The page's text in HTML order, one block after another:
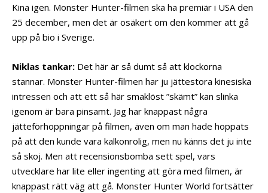
Kina igen. Monster Hunter-filmen ska ha premiär i USA den
25 december, men det är osäkert om den kommer att gå
upp på bio i Sverige.
Niklas tankar: Det här är så dumt så att klockorna
stannar. Monster Hunter-filmen har ju jättestora kinesiska
intressen och att ett så här smaklöst ”skämt” kan slinka
igenom är bara pinsamt. Jag har knappast några
jätteförhoppningar på filmen, även om man hade hoppats
på att den kunde vara kalkonrolig, men nu känns det ju inte
så skoj. Men att recensionsbomba sett spel, vars
utvecklare har lite eller ingenting att göra med filmen, är
knappast rätt väg att gå. Monster Hunter World fortsätter